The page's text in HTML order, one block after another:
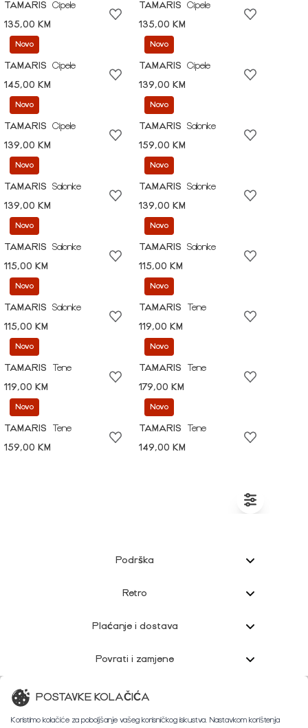
TAMARIS
Cipele
135,00 KM
TAMARIS
Cipele
135,00 KM
Novo
TAMARIS
Cipele
145,00 KM
Novo
TAMARIS
Cipele
139,00 KM
Novo
TAMARIS
Cipele
139,00 KM
Novo
TAMARIS
Salonke
159,00 KM
Novo
TAMARIS
Salonke
139,00 KM
Novo
TAMARIS
Salonke
139,00 KM
Novo
TAMARIS
Salonke
115,00 KM
Novo
TAMARIS
Salonke
115,00 KM
Novo
TAMARIS
Salonke
115,00 KM
Novo
TAMARIS
Tene
119,00 KM
Novo
TAMARIS
Tene
119,00 KM
Novo
TAMARIS
Tene
179,00 KM
Novo
TAMARIS
Tene
159,00 KM
Novo
TAMARIS
Tene
149,00 KM
Podrška
Retro
Plaćanje i dostava
Povrati i zamjene
Korisnička podrška
POSTAVKE KOLAČIĆA
Koristimo kolačiće za poboljšanje vašeg korisničkog iskustva. Nastavkom korištenja